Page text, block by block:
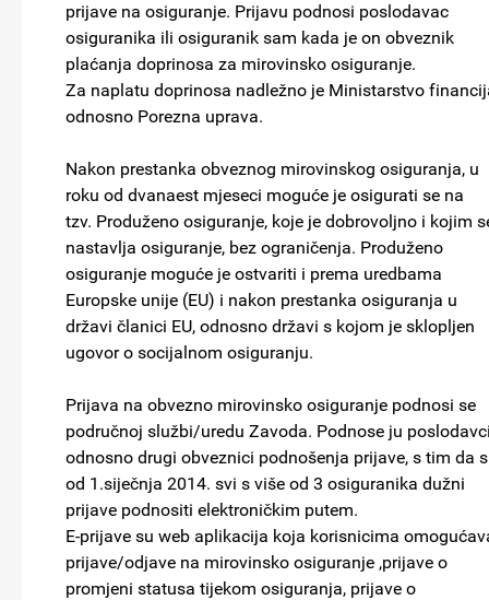
prijave na osiguranje. Prijavu podnosi poslodavac
osiguranika ili osiguranik sam kada je on obveznik
plaćanja doprinosa za mirovinsko osiguranje.
Za naplatu doprinosa nadležno je Ministarstvo
odnosno Porezna uprava.
Nakon prestanka obveznog mirovinskog osiguranja, u
roku od dvanaest mjeseci moguće je osigurati se na
tzv. Produženo osiguranje, koje je dobrovoljno i kojim
nastavlja osiguranje, bez ograničenja. Produženo
osiguranje moguće je ostvariti i prema uredbama
Europske unije (EU) i nakon prestanka osiguranja u
državi članici EU, odnosno državi s kojom je sklopljen
ugovor o socijalnom osiguranju.
Prijava na obvezno mirovinsko osiguranje podnosi se
područnoj službi/uredu Zavoda. Podnose ju
odnosno drugi obveznici podnošenja prijave, s tim da
od 1.siječnja 2014. svi s više od 3 osiguranika dužni
prijave podnositi elektroničkim putem.
E-prijave su web aplikacija koja korisnicima
prijave/odjave na mirovinsko osiguranje ,prijave o
promjeni statusa tijekom osiguranja, prijave o